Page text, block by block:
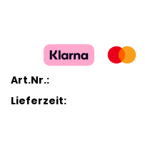
Art.Nr.:
Lieferzeit: